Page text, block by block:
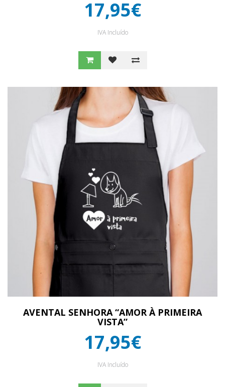
17,95€
IVA Incluído
AVENTAL SENHORA “AMOR À PRIMEIRA
VISTA”
17,95€
IVA Incluído